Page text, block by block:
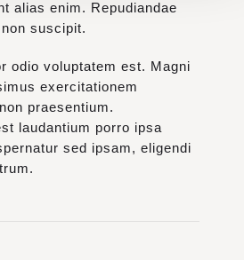
alias enim. Repudiandae
suscipit.
odio voluptatem est. Magni
exercitationem
praesentium.
laudantium porro ipsa
sed ipsam, eligendi